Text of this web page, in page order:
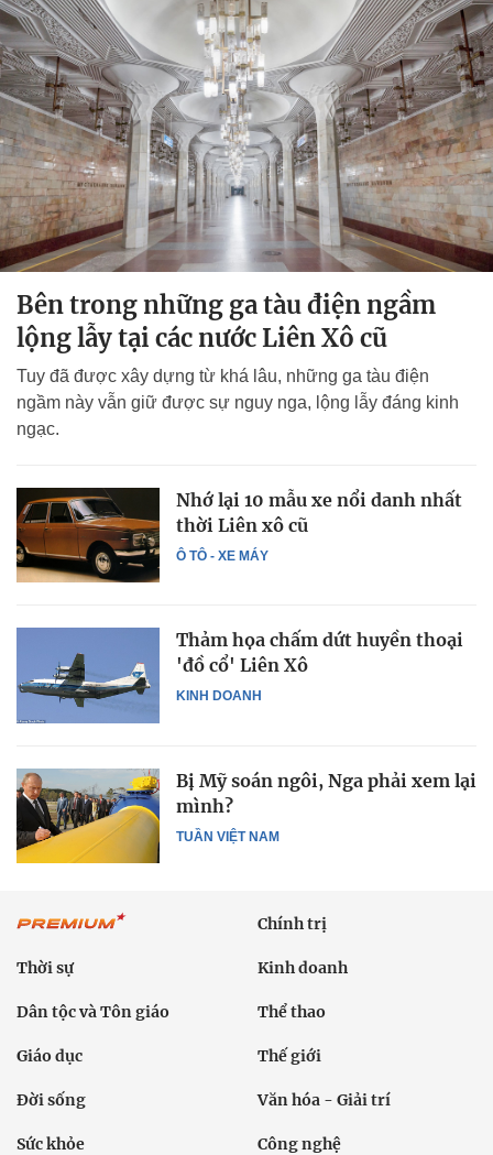
Bên trong những ga tàu điện ngầm
lộng lẫy tại các nước Liên Xô cũ
Tuy đã được xây dựng từ khá lâu, những ga tàu điện
ngầm này vẫn giữ được sự nguy nga, lộng lẫy đáng kinh
ngạc.
Ô TÔ - XE MÁY
Nhớ lại 10 mẫu xe nổi danh nhất
thời Liên xô cũ
KINH DOANH
Thảm họa chấm dứt huyền thoại
'đồ cổ' Liên Xô
TUẦN VIỆT NAM
Bị Mỹ soán ngôi, Nga phải xem lại
mình?
Chính trị
Thời sự Kinh doanh
Dân tộc và Tôn giáo Thể thao
Giáo dục Thế giới
Đời sống Văn hóa - Giải trí
Sức khỏe Công nghệ